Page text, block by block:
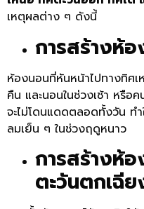
เหตุผลต่าง ๆ ดังนี้
การสร้างห้
ห้องนอนที่หันหน้าไปทางทิศเ
คืน และนอนในช่วงเช้า หรื
จะไม่โดนแดดตลอดทั้งวัน ท
ลมเย็น ๆ ในช่วงฤดูหนาว
การสร้างห้
ตะวันตกเฉีย